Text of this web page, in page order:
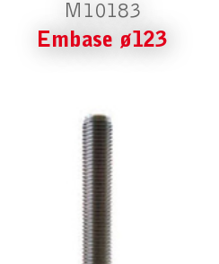
M10183
Embase ø123